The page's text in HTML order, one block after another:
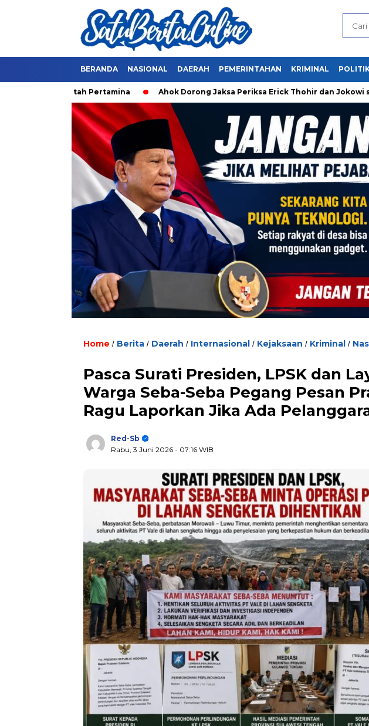
BERANDA NASIONAL DAERAH PEMERINTAHAN KRIMINAL
Ahok Dorong Jaksa Periksa Erick Thohir dan Jokowi soal Dugaan Korupsi
Home / Berita / Daerah / Internasional / Kejaksaan / Kriminal /
Pasca Surati Presiden, LPSK dan
Warga Seba-Seba Pegang Pesan
Ragu Laporkan Jika Ada
Red-Sb
Rabu, 3 Juni 2026 - 07:16 WIB